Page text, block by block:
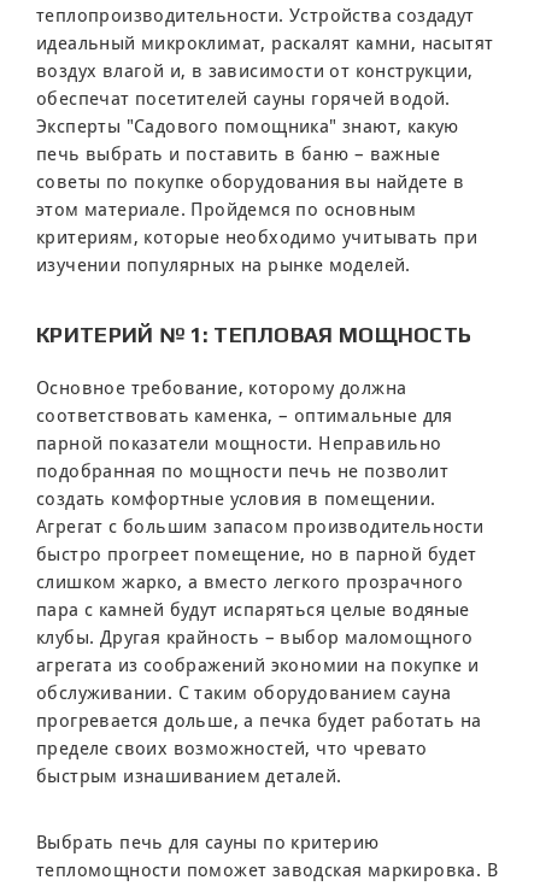
теплопроизводительности. Устройства создадут
идеальный микроклимат, раскалят камни, насытят
воздух влагой и, в зависимости от конструкции,
обеспечат посетителей сауны горячей водой.
Эксперты "Садового помощника" знают, какую
печь выбрать и поставить в баню – важные
советы по покупке оборудования вы найдете в
этом материале. Пройдемся по основным
критериям, которые необходимо учитывать при
изучении популярных на рынке моделей.
КРИТЕРИЙ № 1: ТЕПЛОВАЯ МОЩНОСТЬ
Основное требование, которому должна
соответствовать каменка, – оптимальные для
парной показатели мощности. Неправильно
подобранная по мощности печь не позволит
создать комфортные условия в помещении.
Агрегат с большим запасом производительности
быстро прогреет помещение, но в парной будет
слишком жарко, а вместо легкого прозрачного
пара с камней будут испаряться целые водяные
клубы. Другая крайность – выбор маломощного
агрегата из соображений экономии на покупке и
обслуживании. С таким оборудованием сауна
прогревается дольше, а печка будет работать на
пределе своих возможностей, что чревато
быстрым изнашиванием деталей.
Выбрать печь для сауны по критерию
тепломощности поможет заводская маркировка. В